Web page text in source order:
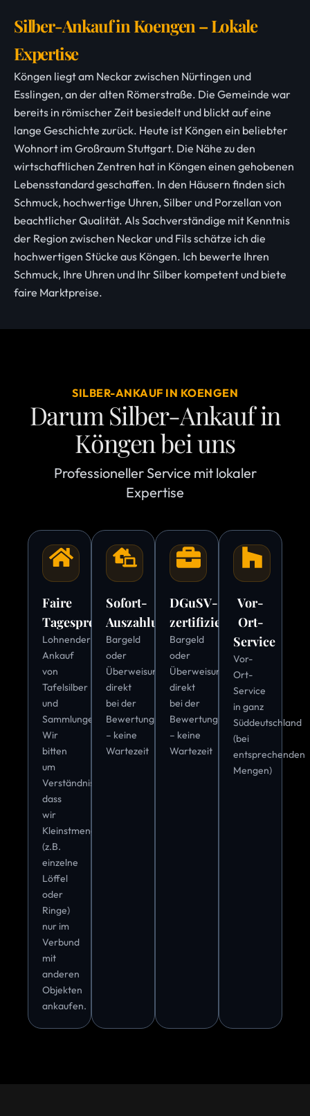
Silber-Ankauf in Koengen – Lokale
Expertise
Köngen liegt am Neckar zwischen Nürtingen und
Esslingen, an der alten Römerstraße. Die Gemeinde war
bereits in römischer Zeit besiedelt und blickt auf eine
lange Geschichte zurück. Heute ist Köngen ein beliebter
Wohnort im Großraum Stuttgart. Die Nähe zu den
wirtschaftlichen Zentren hat in Köngen einen gehobenen
Lebensstandard geschaffen. In den Häusern finden sich
Schmuck, hochwertige Uhren, Silber und Porzellan von
beachtlicher Qualität. Als Sachverständige mit Kenntnis
der Region zwischen Neckar und Fils schätze ich die
hochwertigen Stücke aus Köngen. Ich bewerte Ihren
Schmuck, Ihre Uhren und Ihr Silber kompetent und biete
faire Marktpreise.
SILBER-ANKAUF IN KOENGEN
Darum Silber-Ankauf in
Köngen bei uns
Professioneller Service mit lokaler
Expertise
Faire
Tagespreise
Lohnender
Ankauf
von
Tafelsilber
und
Sammlungen.
Wir
bitten
um
Verständnis,
dass
wir
Kleinstmengen
(z.B.
einzelne
Löffel
oder
Ringe)
nur im
Verbund
mit
anderen
Objekten
ankaufen.
Sofort-
Auszahlung
Bargeld
oder
Überweisung
direkt
bei der
Bewertung
– keine
Wartezeit
DGuSV-
zertifiziert
Bargeld
oder
Überweisung
direkt
bei der
Bewertung
– keine
Wartezeit
Vor-
Ort-
Service
Vor-
Ort-
Service
in ganz
Süddeutschland
(bei
entsprechenden
Mengen)